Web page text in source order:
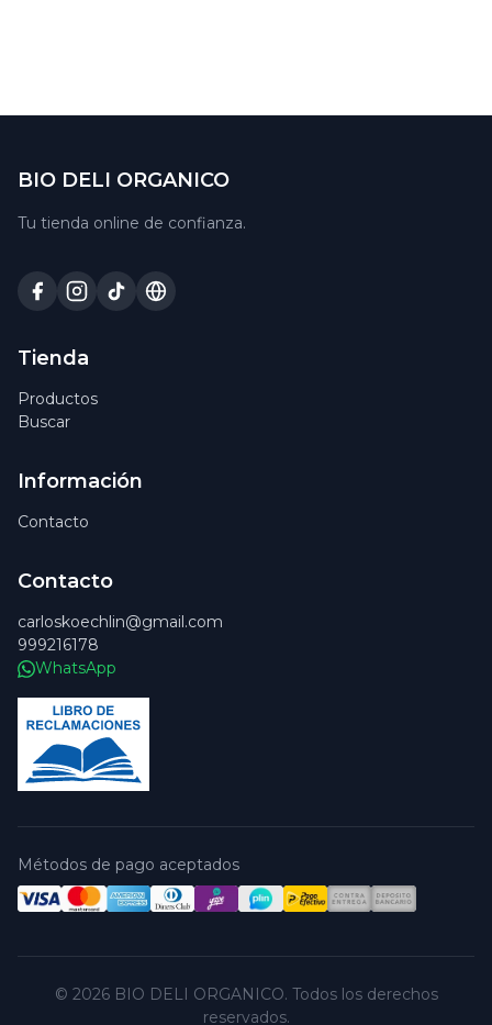
BIO DELI ORGANICO
Tu tienda online de confianza.
Tienda
Productos
Buscar
Información
Contacto
Contacto
carloskoechlin@gmail.com
999216178
WhatsApp
Métodos de pago aceptados
© 2026 BIO DELI ORGANICO. Todos los derechos
reservados.